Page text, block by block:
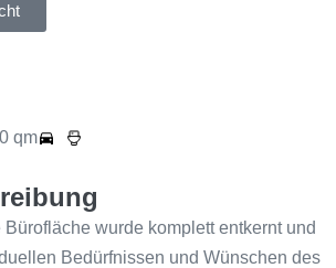
qm
wurde komplett entkernt und
Bedürfnissen und Wünschen des